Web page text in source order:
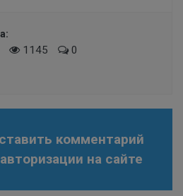
1145
0
комментарий
на сайте